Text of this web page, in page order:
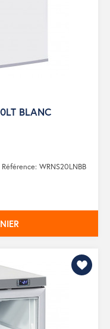
BLANC
Référence: WRNS20LNBB